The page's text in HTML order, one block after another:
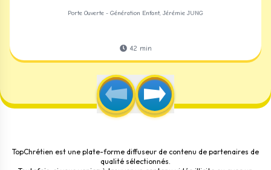
Porte Ouverte - Génération Enfant, Jérémie JUNG
42 min
TopChrétien est une plate-forme diffuseur de contenu de partenaires de
qualité sélectionnés.